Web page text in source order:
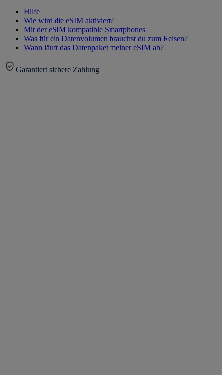
Hilfe
Wie wird die eSIM aktiviert?
Mit der eSIM kompatible Smartphones
Was für ein Datenvolumen brauchst du zum Reisen?
Wann läuft das Datenpaket meiner eSIM ab?
Garantiert sichere Zahlung